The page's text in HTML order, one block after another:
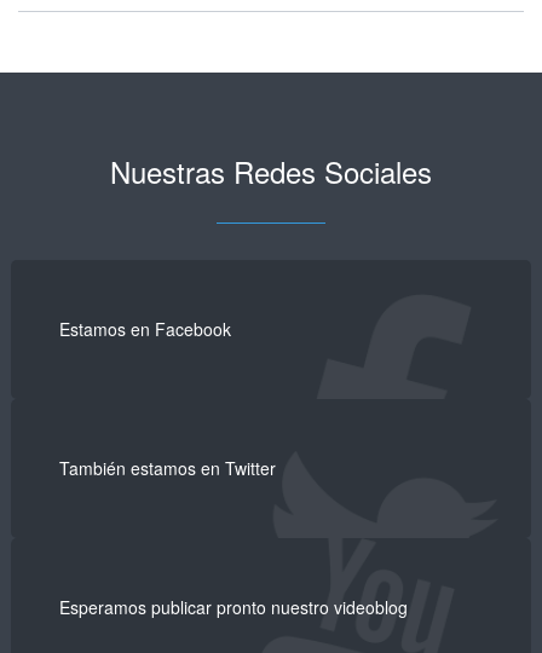
Nuestras Redes Sociales
Estamos en Facebook
También estamos en Twitter
Esperamos publicar pronto nuestro videoblog